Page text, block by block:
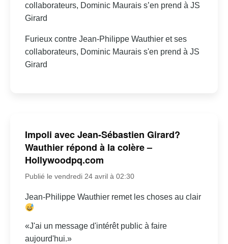
collaborateurs, Dominic Maurais s’en prend à JS
Girard
Furieux contre Jean-Philippe Wauthier et ses
collaborateurs, Dominic Maurais s'en prend à JS
Girard
Impoli avec Jean-Sébastien Girard?
Wauthier répond à la colère –
Hollywoodpq.com
Publié le vendredi 24 avril à 02:30
Jean-Philippe Wauthier remet les choses au clair
«J'ai un message d'intérêt public à faire
aujourd'hui.»